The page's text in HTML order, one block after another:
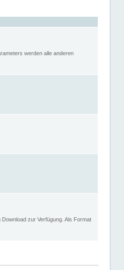
werden alle anderen
zur Verfügung. Als Format